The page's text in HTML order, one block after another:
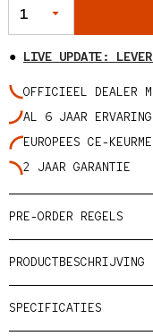
● LIVE UPDATE:
OFFICIEEL DEALER
AL 6 JAAR ERVARING
EUROPEES CE-
2 JAAR GARANTIE
PRE-ORDER REGELS
PRODUCTBESCHRIJVING
SPECIFICATIES